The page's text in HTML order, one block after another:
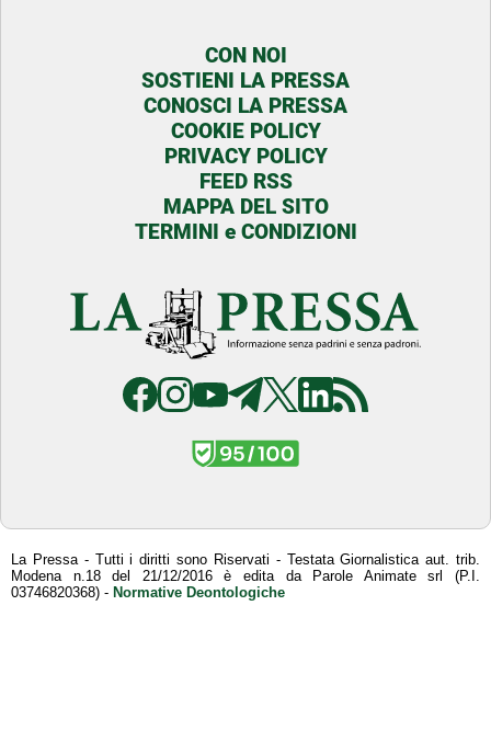
CON NOI
SOSTIENI LA PRESSA
CONOSCI LA PRESSA
COOKIE POLICY
PRIVACY POLICY
FEED RSS
MAPPA DEL SITO
TERMINI e CONDIZIONI
La Pressa - Tutti i diritti sono Riservati - Testata Giornalistica aut. trib.
Modena n.18 del 21/12/2016 è edita da Parole Animate srl (P.I.
03746820368) - Normative Deontologiche